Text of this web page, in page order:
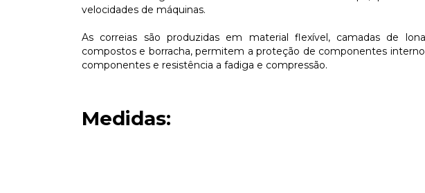
velocidades de máquinas.
As correias são produzidas em material flexível, camadas de
compostos e borracha, permitem a proteção de componentes
componentes e resistência a fadiga e compressão.
Medidas: